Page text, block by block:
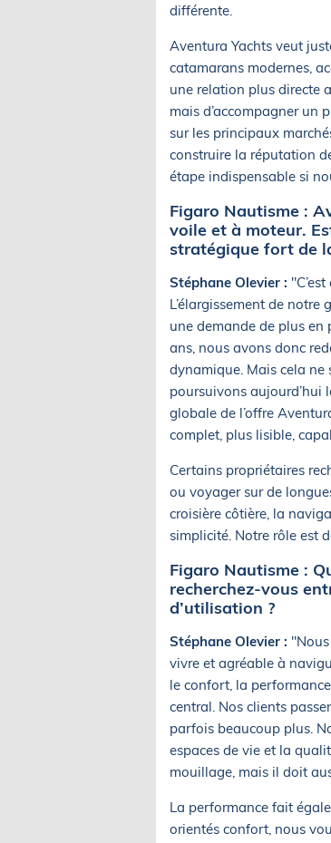
différente.
Aventura Yachts veut
catamarans modernes,
une relation plus directe
mais d’accompagner un
sur les principaux
construire la réputation
étape indispensable si
Figaro Nautisme :
voile et à moteur.
stratégique fort de
Stéphane Olevier :
L’élargissement de
une demande de plus en
ans, nous avons donc
dynamique. Mais cela
poursuivons aujourd’hui
globale de l’offre
complet, plus lisible,
Certains propriétaires
ou voyager sur de
croisière côtière, la
simplicité. Notre rôle est
Figaro Nautisme :
recherchez-vous
d’utilisation ?
Stéphane Olevier :
vivre et agréable à
le confort, la
central. Nos clients
parfois beaucoup plus.
espaces de vie et la
mouillage, mais il doit
La performance fait
orientés confort, nous